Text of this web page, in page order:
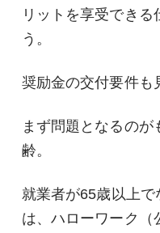
リットを享受できる
う。
奨励金の交付要件も
まず問題となるの
齢。
就業者が65歳以上
は、ハローワーク（